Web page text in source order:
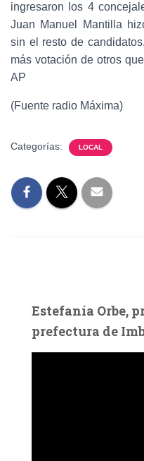
ingresaron los 4
Juan Manuel Mantilla
sin el resto de
más votación de otros
AP
(Fuente radio Máxima)
Categorías: LOCAL
Estefanía Orbe,
prefectura de